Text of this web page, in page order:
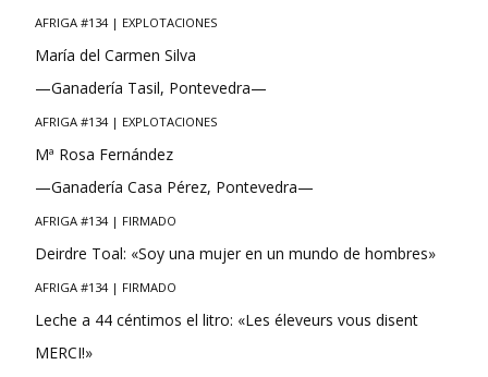
AFRIGA #134 | EXPLOTACIONES
María del Carmen Silva
—Ganadería Tasil, Pontevedra—
AFRIGA #134 | EXPLOTACIONES
Mª Rosa Fernández
—Ganadería Casa Pérez, Pontevedra—
AFRIGA #134 | FIRMADO
Deirdre Toal: «Soy una mujer en un mundo de hombres»
AFRIGA #134 | FIRMADO
Leche a 44 céntimos el litro: «Les éleveurs vous disent
MERCI!»